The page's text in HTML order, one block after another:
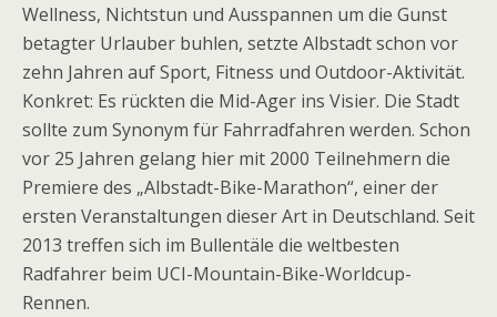
Wellness, Nichtstun und Ausspannen um die Gunst
betagter Urlauber buhlen, setzte Albstadt schon vor
zehn Jahren auf Sport, Fitness und Outdoor-Aktivität.
Konkret: Es rückten die Mid-Ager ins Visier. Die Stadt
sollte zum Synonym für Fahrradfahren werden. Schon
vor 25 Jahren gelang hier mit 2000 Teilnehmern die
Premiere des „Albstadt-Bike-Marathon“, einer der
ersten Veranstaltungen dieser Art in Deutschland. Seit
2013 treffen sich im Bullentäle die weltbesten
Radfahrer beim UCI-Mountain-Bike-Worldcup-
Rennen.